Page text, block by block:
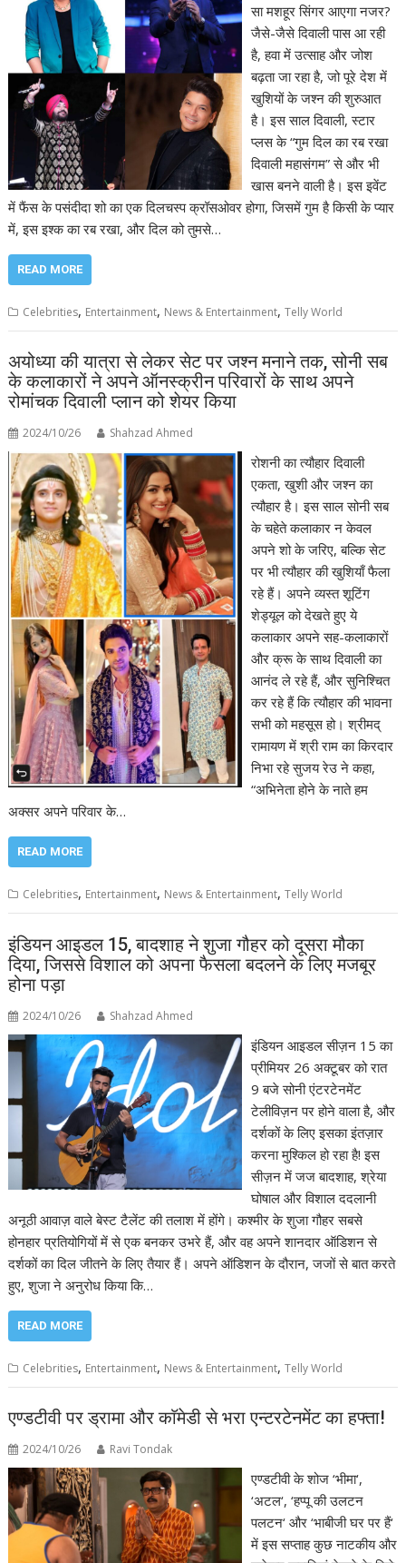
सा मशहूर सिंगर आएगा नजर?
जैसे-जैसे दिवाली पास आ रही
है, हवा में उत्साह और जोश
बढ़ता जा रहा है, जो पूरे देश में
खुशियों के जश्न की शुरुआत
है। इस साल दिवाली, स्टार
प्लस के “गुम दिल का रब रखा
दिवाली महासंगम” से और भी
खास बनने वाली है। इस इवेंट
में फैंस के पसंदीदा शो का एक दिलचस्प क्रॉसओवर होगा, जिसमें गुम है किसी के प्यार
में, इस इश्क का रब रखा, और दिल को तुमसे…
READ MORE
Celebrities, Entertainment, News & Entertainment,Telly World
अयोध्या की यात्रा से लेकर सेट पर जश्न मनाने तक, सोनी सब
के कलाकारों ने अपने ऑनस्क्रीन परिवारों के साथ अपने
रोमांचक दिवाली प्लान को शेयर किया
2024/10/26 Shahzad Ahmed
रोशनी का त्यौहार दिवाली
एकता, खुशी और जश्न का
त्यौहार है। इस साल सोनी सब
के चहेते कलाकार न केवल
अपने शो के जरिए, बल्कि सेट
पर भी त्यौहार की खुशियाँ फैला
रहे हैं। अपने व्यस्त शूटिंग
शेड्यूल को देखते हुए ये
कलाकार अपने सह-कलाकारों
और क्रू के साथ दिवाली का
आनंद ले रहे हैं, और सुनिश्चित
कर रहे हैं कि त्यौहार की भावना
सभी को महसूस हो। श्रीमद्
रामायण में श्री राम का किरदार
निभा रहे सुजय रेउ ने कहा,
“अभिनेता होने के नाते हम
अक्सर अपने परिवार के…
READ MORE
Celebrities, Entertainment, News & Entertainment,Telly World
इंडियन आइडल 15, बादशाह ने शुजा गौहर को दूसरा मौका
दिया, जिससे विशाल को अपना फैसला बदलने के लिए मजबूर
होना पड़ा
2024/10/26 Shahzad Ahmed
इंडियन आइडल सीज़न 15 का
प्रीमियर 26 अक्टूबर को रात
9 बजे सोनी एंटरटेनमेंट
टेलीविज़न पर होने वाला है, और
दर्शकों के लिए इसका इंतज़ार
करना मुश्किल हो रहा है! इस
सीज़न में जज बादशाह, श्रेया
घोषाल और विशाल ददलानी
अनूठी आवाज़ वाले बेस्ट टैलेंट की तलाश में होंगे। कश्मीर के शुजा गौहर सबसे
होनहार प्रतियोगियों में से एक बनकर उभरे हैं, और वह अपने शानदार ऑडिशन से
दर्शकों का दिल जीतने के लिए तैयार हैं। अपने ऑडिशन के दौरान, जजों से बात करते
हुए, शुजा ने अनुरोध किया कि…
READ MORE
Celebrities, Entertainment, News & Entertainment,Telly World
एण्डटीवी पर ड्रामा और काॅमेडी से भरा एन्टरटेनमेंट का हफ्ता!
2024/10/26 Ravi Tondak
एण्डटीवी के शोज ‘भीमा‘,
‘अटल‘, ‘हप्पू की उलटन
पलटन‘ और ‘भाबीजी घर पर हैं‘
में इस सप्ताह कुछ नाटकीय और